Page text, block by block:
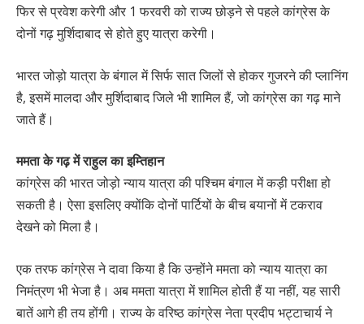
फिर से प्रवेश करेगी और 1 फरवरी को राज्य छोड़ने से पहले कांग्रेस के
दोनों गढ़ मुर्शिदाबाद से होते हुए यात्रा करेगी।
भारत जोड़ो यात्रा के बंगाल में सिर्फ सात जिलों से होकर गुजरने की प्लानिंग
है, इसमें मालदा और मुर्शिदाबाद जिले भी शामिल हैं, जो कांग्रेस का गढ़ माने
जाते हैं।
ममता के गढ़ में राहुल का इम्तिहान
कांग्रेस की भारत जोड़ो न्याय यात्रा की पश्चिम बंगाल में कड़ी परीक्षा हो
सकती है। ऐसा इसलिए क्योंकि दोनों पार्टियों के बीच बयानों में टकराव
देखने को मिला है।
एक तरफ कांग्रेस ने दावा किया है कि उन्होंने ममता को न्याय यात्रा का
निमंत्रण भी भेजा है। अब ममता यात्रा में शामिल होती हैं या नहीं, यह सारी
बातें आगे ही तय होंगी। राज्य के वरिष्ठ कांग्रेस नेता प्रदीप भट्टाचार्य ने